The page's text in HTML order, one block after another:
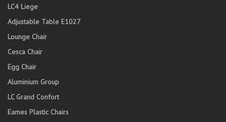
LC4 Liege
Adjustable Table E1027
Lounge Chair
Cesca Chair
Egg Chair
Aluminium Group
LC Grand Confort
Eames Plastic Chairs